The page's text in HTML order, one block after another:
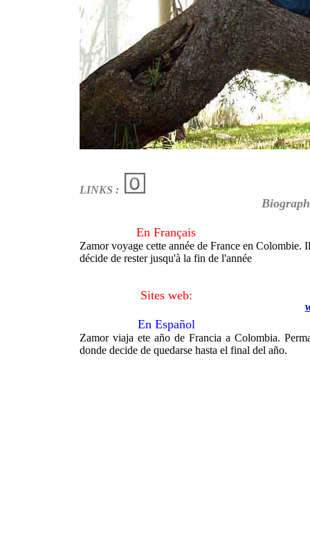
LINKS :
En Français
Zamor voyage cette année de France en
décide de rester jusqu'à la fin de l'année
Sites web:
En Español
Zamor viaja ete año de Francia a Colombia.
donde decide de quedarse hasta el final del año.